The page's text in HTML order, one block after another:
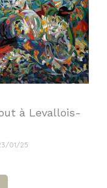
à Levallois-
01/25